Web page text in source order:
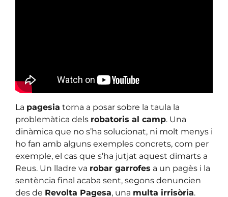
La pagesia torna a posar sobre la taula la
problemàtica dels robatoris al camp. Una
dinàmica que no s’ha solucionat, ni molt menys i
ho fan amb alguns exemples concrets, com per
exemple, el cas que s’ha jutjat aquest dimarts a
Reus. Un lladre va robar garrofes a un pagès i la
sentència final acaba sent, segons denuncien
des de Revolta Pagesa, una multa irrisòria.